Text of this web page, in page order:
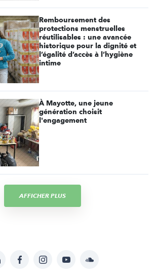
Remboursement des
protections menstruelles
réutilisables : une avancée
historique pour la dignité et
l’égalité d’accès à l’hygiène
intime
À Mayotte, une jeune
génération choisit
l'engagement
AFFICHER PLUS
LinkedInFacebookInstagramYouTubeSoundcloud